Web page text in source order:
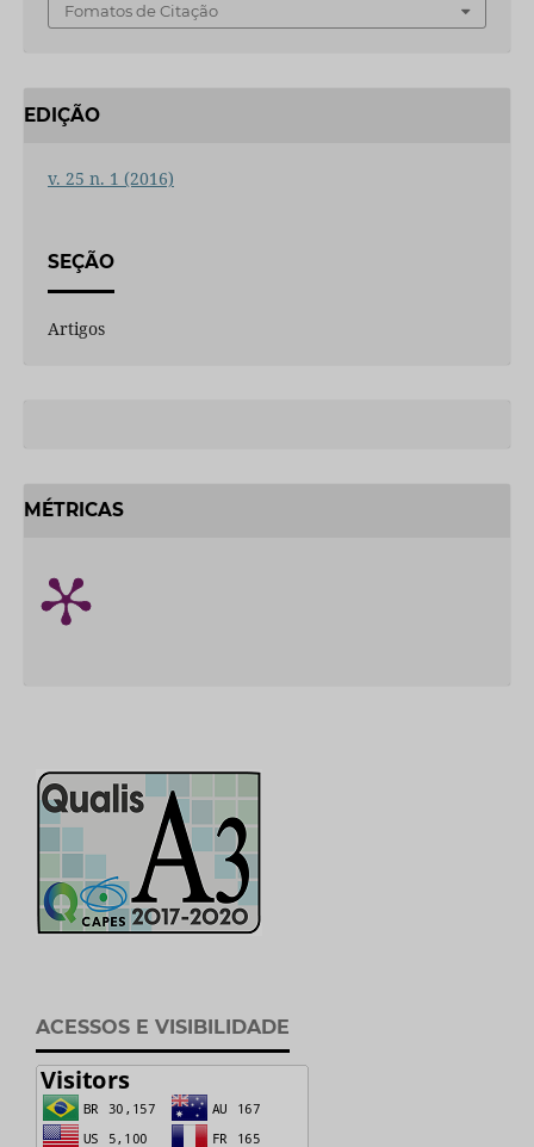
Fomatos de Citação
EDIÇÃO
v. 25 n. 1 (2016)
SEÇÃO
Artigos
MÉTRICAS
ACESSOS E VISIBILIDADE